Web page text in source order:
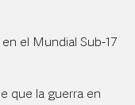
el Mundial Sub-17
que la guerra en